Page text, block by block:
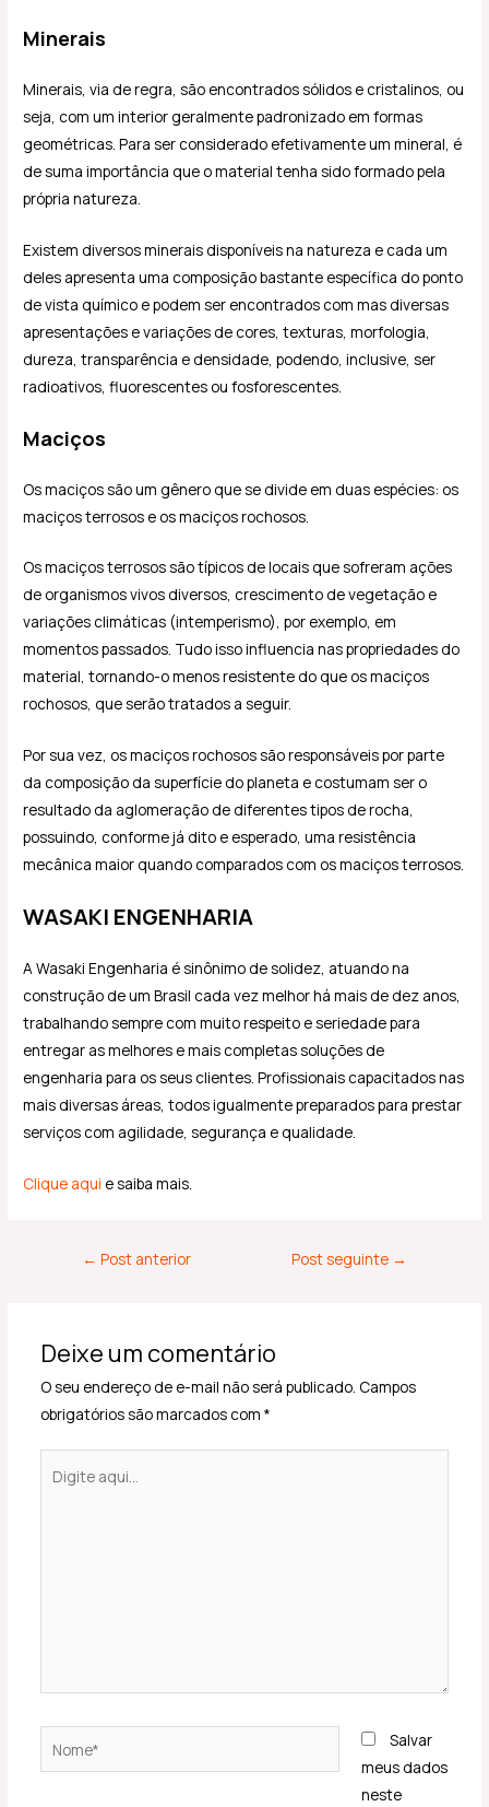
Minerais
Minerais, via de regra, são encontrados sólidos e cristalinos, ou
seja, com um interior geralmente padronizado em formas
geométricas. Para ser considerado efetivamente um mineral, é
de suma importância que o material tenha sido formado pela
própria natureza.
Existem diversos minerais disponíveis na natureza e cada um
deles apresenta uma composição bastante específica do ponto
de vista químico e podem ser encontrados com mas diversas
apresentações e variações de cores, texturas, morfologia,
dureza, transparência e densidade, podendo, inclusive, ser
radioativos, fluorescentes ou fosforescentes.
Maciços
Os maciços são um gênero que se divide em duas espécies: os
maciços terrosos e os maciços rochosos.
Os maciços terrosos são típicos de locais que sofreram ações
de organismos vivos diversos, crescimento de vegetação e
variações climáticas (intemperismo), por exemplo, em
momentos passados. Tudo isso influencia nas propriedades do
material, tornando-o menos resistente do que os maciços
rochosos, que serão tratados a seguir.
Por sua vez, os maciços rochosos são responsáveis por parte
da composição da superfície do planeta e costumam ser o
resultado da aglomeração de diferentes tipos de rocha,
possuindo, conforme já dito e esperado, uma resistência
mecânica maior quando comparados com os maciços terrosos.
WASAKI ENGENHARIA
A Wasaki Engenharia é sinônimo de solidez, atuando na
construção de um Brasil cada vez melhor há mais de dez anos,
trabalhando sempre com muito respeito e seriedade para
entregar as melhores e mais completas soluções de
engenharia para os seus clientes. Profissionais capacitados nas
mais diversas áreas, todos igualmente preparados para prestar
serviços com agilidade, segurança e qualidade.
Clique aqui e saiba mais.
← Post anterior Post seguinte →
Deixe um comentário
O seu endereço de e-mail não será publicado. Campos
obrigatórios são marcados com *
aqui...
Salvar
meus dados
neste